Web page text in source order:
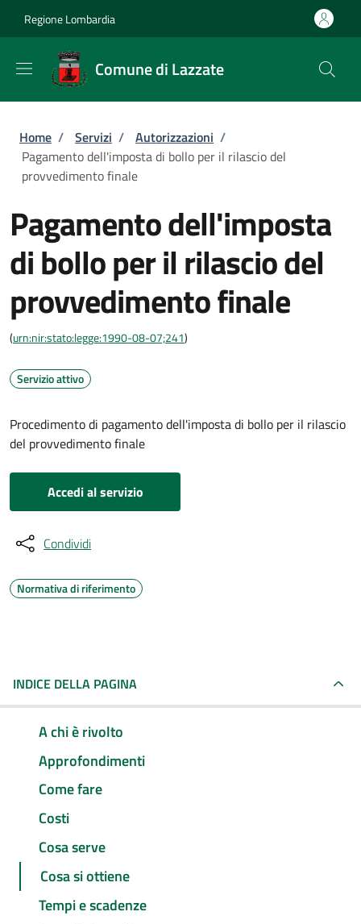
Regione Lombardia
Comune di Lazzate
Briciole di pane
Home / Servizi / Autorizzazioni /
Pagamento dell'imposta di bollo per il rilascio del
provvedimento finale
Pagamento dell'imposta
di bollo per il rilascio del
provvedimento finale
(urn:nir:stato:legge:1990-08-07;241)
Servizio attivo
Procedimento di pagamento dell'imposta di bollo per il rilascio
del provvedimento finale
Accedi al servizio
Condividi
Normativa di riferimento
INDICE DELLA PAGINA
A chi è rivolto
Approfondimenti
Come fare
Costi
Cosa serve
Cosa si ottiene
Tempi e scadenze